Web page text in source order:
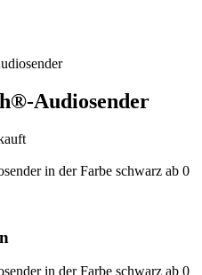
Audiosender